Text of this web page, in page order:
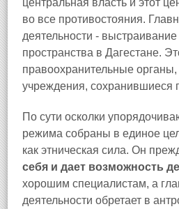
центральная власть и этот
во все противостояния.
деятельности -
пространства в Дагестане.
правоохранительные
учреждения, сохранившиеся
По сути осколки
режима собраны в единое
как этническая сила. Он
себя и дает возможность
хорошим специалистам, а
деятельности обретает в